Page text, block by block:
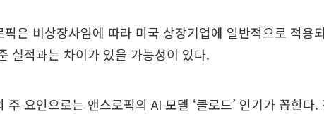
픽은 비상장사임에 따라 미국 상장기업에 일반적으로 적용
실적과는 차이가 있을 가능성이 있다.
주 요인으로는 앤스로픽의 AI 모델 ‘클로드’ 인기가 꼽힌다